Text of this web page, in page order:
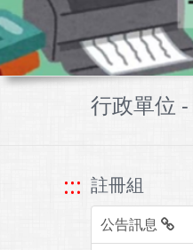
行政單位 -
::: 註冊組
公告訊息